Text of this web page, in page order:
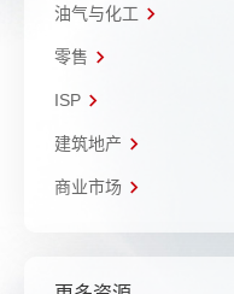
油气与化工
零售
ISP
建筑地产
商业市场